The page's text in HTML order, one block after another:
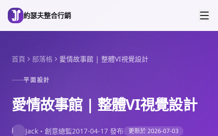
跳到主要內容
約瑟夫整合行銷
首頁 部落格 愛情故事館 | 整體VI視覺設計
平面設計
愛情故事館 | 整體VI視覺設計
J Jack ・ 創意總監2017-04-17 發布 更新於2026-07-03